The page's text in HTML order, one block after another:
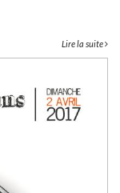
Lire la suite